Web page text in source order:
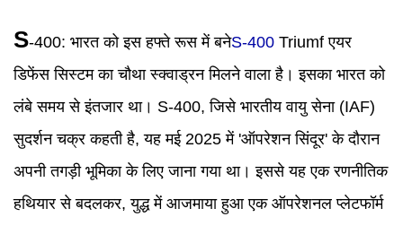
S-400: भारत को इस हफ्ते रूस में बनेS-400 Triumf एयर
डिफेंस सिस्टम का चौथा स्क्वाड्रन मिलने वाला है। इसका भारत को
लंबे समय से इंतजार था। S-400, जिसे भारतीय वायु सेना (IAF)
सुदर्शन चक्र कहती है, यह मई 2025 में 'ऑपरेशन सिंदूर' के दौरान
अपनी तगड़ी भूमिका के लिए जाना गया था। इससे यह एक रणनीतिक
हथियार से बदलकर, युद्ध में आजमाया हुआ एक ऑपरेशनल प्लेटफॉर्म